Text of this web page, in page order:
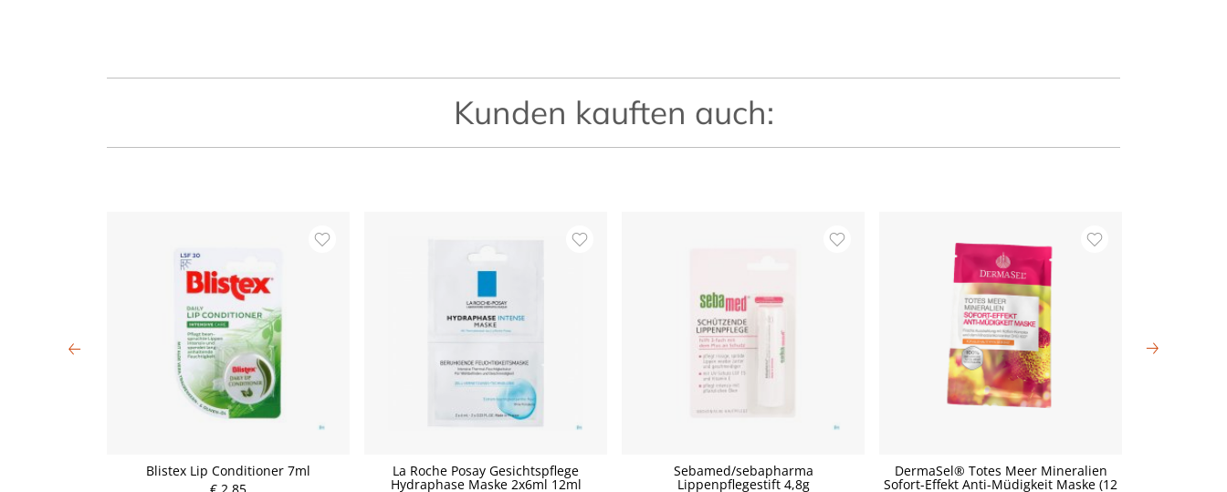
Kunden kauften auch:
Blistex Lip Conditioner 7ml
€ 2,85
La Roche Posay Gesichtspflege
Hydraphase Maske 2x6ml 12ml
Sebamed/sebapharma
Lippenpflegestift 4,8g
DermaSel® Totes Meer Mineralien
Sofort-Effekt Anti-Müdigkeit Maske (12